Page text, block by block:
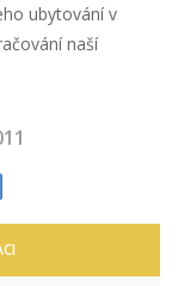
ubytování v
naší